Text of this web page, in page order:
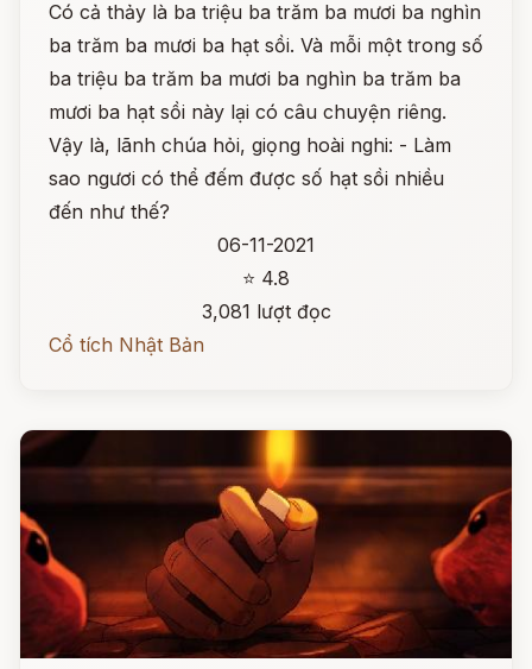
Có cả thảy là ba triệu ba trăm ba mươi ba nghìn
ba trăm ba mươi ba hạt sồi. Và mỗi một trong số
ba triệu ba trăm ba mươi ba nghìn ba trăm ba
mươi ba hạt sồi này lại có câu chuyện riêng.
Vậy là, lãnh chúa hỏi, giọng hoài nghi: - Làm
sao ngươi có thể đếm được số hạt sồi nhiều
đến như thế?
06-11-2021
⭐ 4.8
3,081 lượt đọc
Cổ tích Nhật Bản